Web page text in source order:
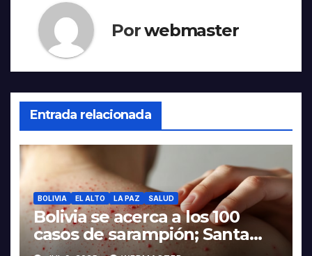
Porwebmaster
Entrada relacionada
BOLIVIA EL ALTO LA PAZ SALUD
Bolivia se acerca a los 100
casos de sarampión; Santa
Cruz, Potosí y La Paz suman